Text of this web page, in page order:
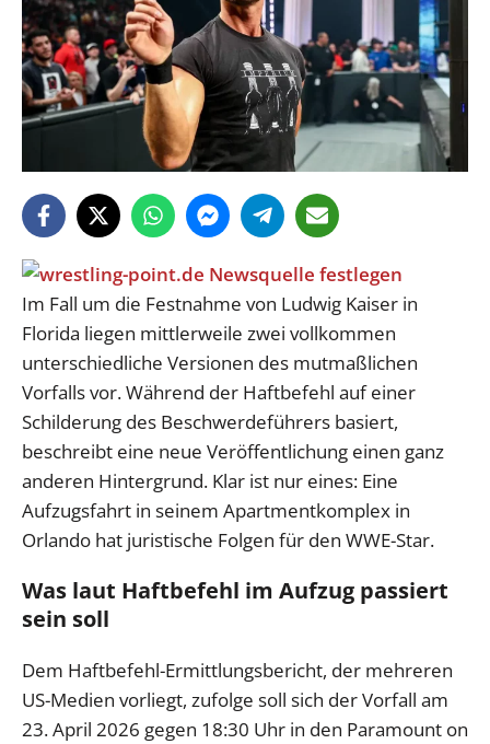
Im Fall um die Festnahme von Ludwig Kaiser in
Florida liegen mittlerweile zwei vollkommen
unterschiedliche Versionen des mutmaßlichen
Vorfalls vor. Während der Haftbefehl auf einer
Schilderung des Beschwerdeführers basiert,
beschreibt eine neue Veröffentlichung einen ganz
anderen Hintergrund. Klar ist nur eines: Eine
Aufzugsfahrt in seinem Apartmentkomplex in
Orlando hat juristische Folgen für den WWE-Star.
Was laut Haftbefehl im Aufzug passiert
sein soll
Dem Haftbefehl-Ermittlungsbericht, der mehreren
US-Medien vorliegt, zufolge soll sich der Vorfall am
23. April 2026 gegen 18:30 Uhr in den Paramount on